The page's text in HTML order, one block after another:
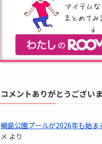
コメントありがとうござい
綱島公園プールが2026年も始ま
メ より